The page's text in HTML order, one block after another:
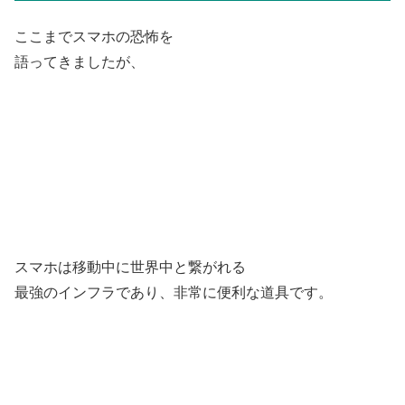
ここまでスマホの恐怖を
語ってきましたが、
スマホは移動中に世界中と繋がれる
最強のインフラであり、非常に便利な道具です。